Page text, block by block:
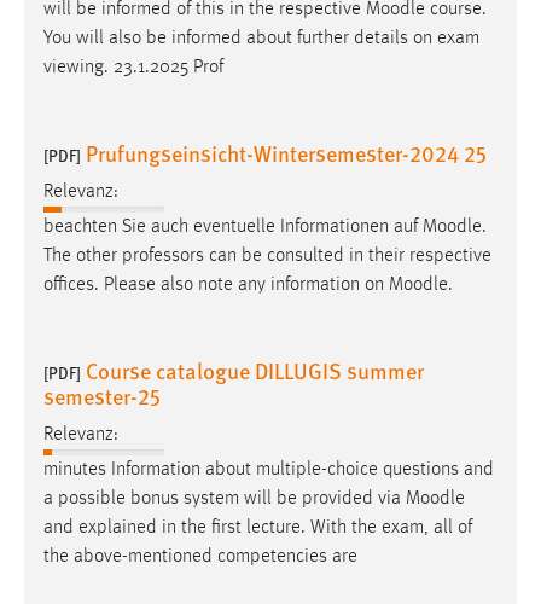
will be informed of this in the respective Moodle course.
You will also be informed about further details on exam
viewing. 23.1.2025 Prof
[PDF] Prufungseinsicht-Wintersemester-2024 25
Relevanz:
beachten Sie auch eventuelle Informationen auf Moodle.
The other professors can be consulted in their respective
offices. Please also note any information on Moodle.
[PDF] Course catalogue DILLUGIS summer
semester-25
Relevanz:
minutes Information about multiple-choice questions and
a possible bonus system will be provided via Moodle
and explained in the first lecture. With the exam, all of
the above-mentioned competencies are